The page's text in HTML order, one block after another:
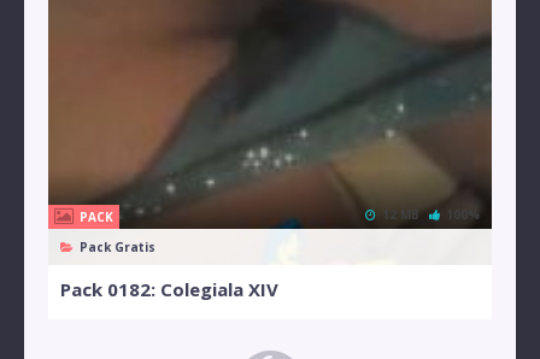
PACK
Pack Gratis
12 MB 100%
Pack 0182: Colegiala XIV